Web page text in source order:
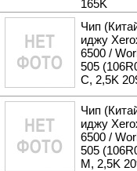
165K
Чип
иджу
6500 /
505
C, 2,5K
Чип
иджу
6500 /
505
M, 2,5K